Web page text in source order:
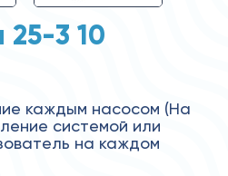
25-3 10
каждым насосом (На
системой или
на каждом